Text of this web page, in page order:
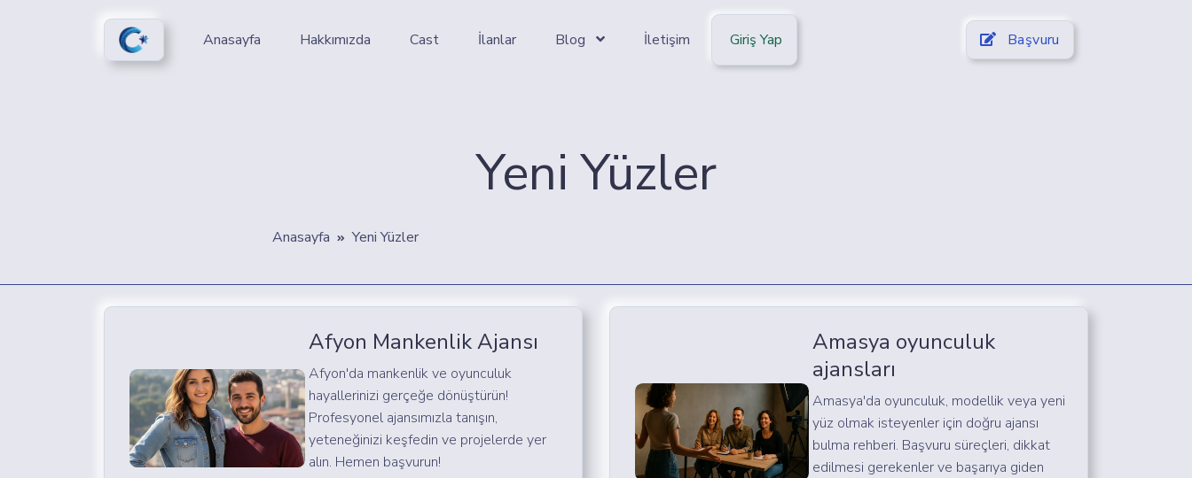
Anasayfa Hakkımızda Cast İlanlar Blog İletişim Giriş Yap Başvuru
Yeni Yüzler
Anasayfa Yeni Yüzler
Afyon Mankenlik Ajansı
Afyon'da mankenlik ve oyunculuk
hayallerinizi gerçeğe dönüştürün!
Profesyonel ajansımızla tanışın,
yeteneğinizi keşfedin ve projelerde yer
alın. Hemen başvurun!
Amasya oyunculuk
ajansları
Amasya'da oyunculuk, modellik veya yeni
yüz olmak isteyenler için doğru ajansı
bulma rehberi. Başvuru süreçleri, dikkat
edilmesi gerekenler ve başarıya giden